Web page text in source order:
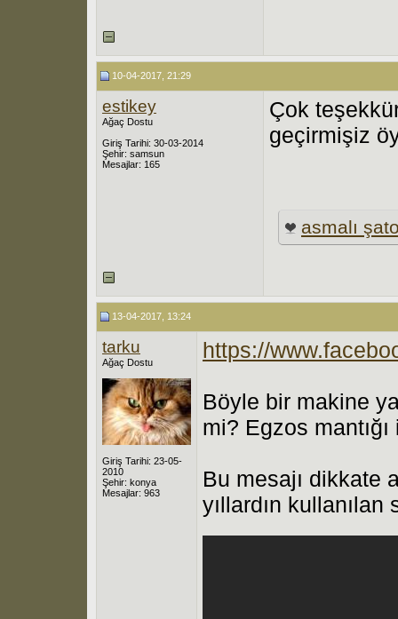
10-04-2017, 21:29
estikey
Ağaç Dostu
Giriş Tarihi: 30-03-2014
Şehir: samsun
Mesajlar: 165
Çok
geçirmişiz
asmalı
13-04-2017, 13:24
tarku
Ağaç Dostu
Giriş Tarihi: 23-05-
2010
Şehir: konya
Mesajlar: 963
https://
Böyle bir makine
mi? Egzos mantığı
Bu mesajı dikkate
yıllardın